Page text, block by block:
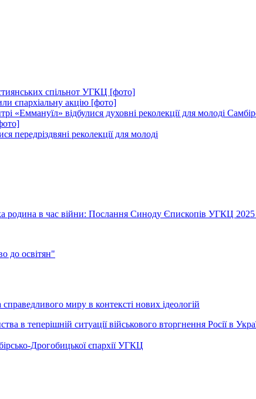
спільнот УГКЦ [фото]
єпархіальну акцію [фото]
«Еммануїл» відбулися духовні реколекції для молоді
передріздвяні реколекції для молоді
родина в час війни: Послання Синоду Єпископів УГКЦ
до освітян"
миру в контексті нових ідеологій
в теперішній ситуації військового вторгнення Росії в
Дрогобицької єпархії УГКЦ